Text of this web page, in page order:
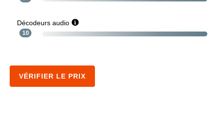
Décodeurs audio
10
VÉRIFIER LE PRIX